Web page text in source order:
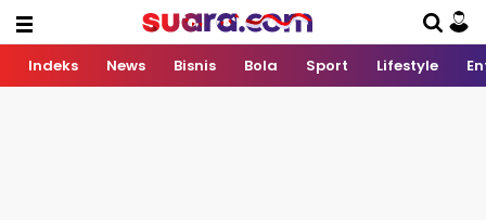
Indeks News Bisnis Bola Sport Lifestyle